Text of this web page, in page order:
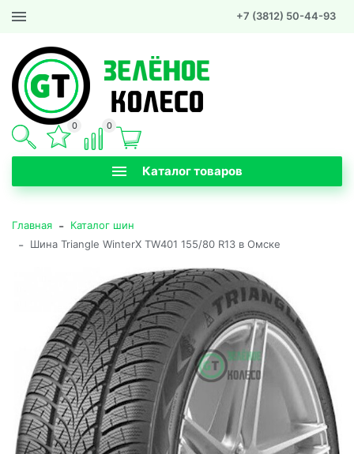
+7 (3812) 50-44-93
Каталог товаров
0 0
Главная - Каталог шин
- Шина Triangle WinterX TW401 155/80 R13 в Омске